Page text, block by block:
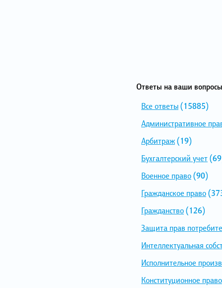
Ответы на ваши
Все ответы(15885)
Административное
Арбитраж(19)
Бухгалтерский учет
Военное право(90)
Гражданское право
Гражданство(126)
Защита прав
Интеллектуальная
Исполнительное
Конституционное право